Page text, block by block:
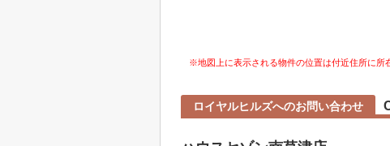
※地図上に表示される物件の位置は付近住所に所
ロイヤルヒルズへのお問い合わせ